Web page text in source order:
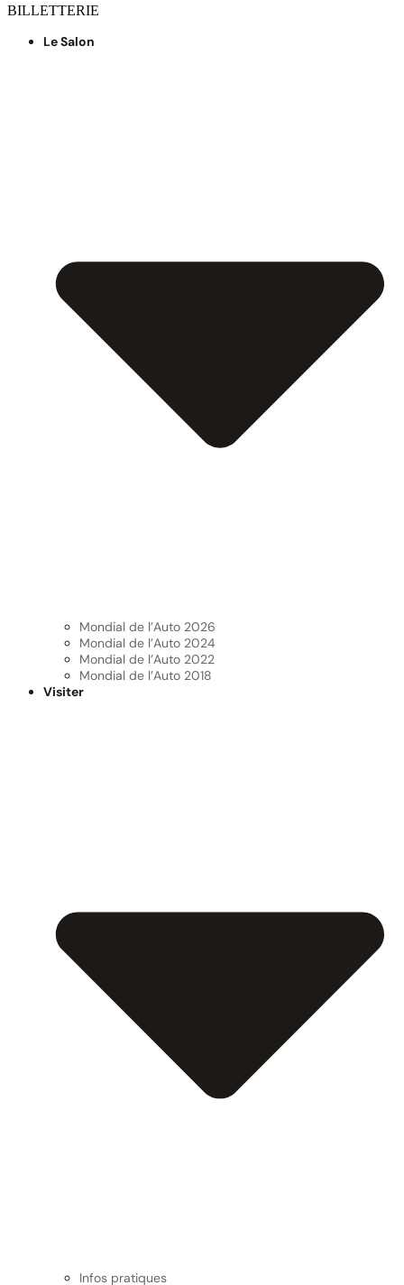
BILLETTERIE
Le Salon
Mondial de l’Auto 2026
Mondial de l’Auto 2024
Mondial de l’Auto 2022
Mondial de l’Auto 2018
Visiter
Infos pratiques